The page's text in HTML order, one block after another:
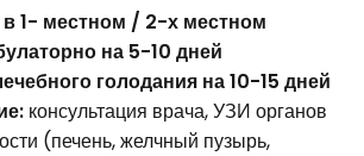
1- местном / 2-х местном
на 5-10 дней
голодания на 10-15 дней
консультация врача, УЗИ органов
(печень, желчный пузырь,